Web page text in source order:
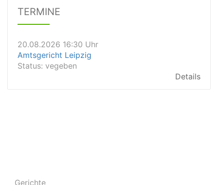
TERMINE
Dauer: 15min
20.08.2026 16:30 Uhr
Status:vegeben
20.08.2026 15:30 Uhr
Gerichte